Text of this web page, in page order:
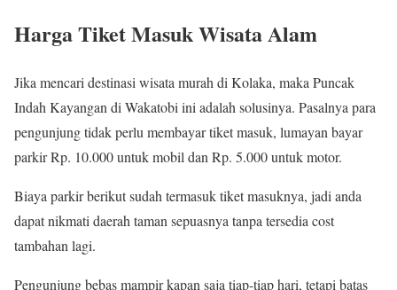
Harga Tiket Masuk Wisata Alam
Jika mencari destinasi wisata murah di Kolaka, maka Puncak
Indah Kayangan di Wakatobi ini adalah solusinya. Pasalnya para
pengunjung tidak perlu membayar tiket masuk, lumayan bayar
parkir Rp. 10.000 untuk mobil dan Rp. 5.000 untuk motor.
Biaya parkir berikut sudah termasuk tiket masuknya, jadi anda
dapat nikmati daerah taman sepuasnya tanpa tersedia cost
tambahan lagi.
Pengunjung bebas mampir kapan saja tiap-tiap hari, tetapi batas